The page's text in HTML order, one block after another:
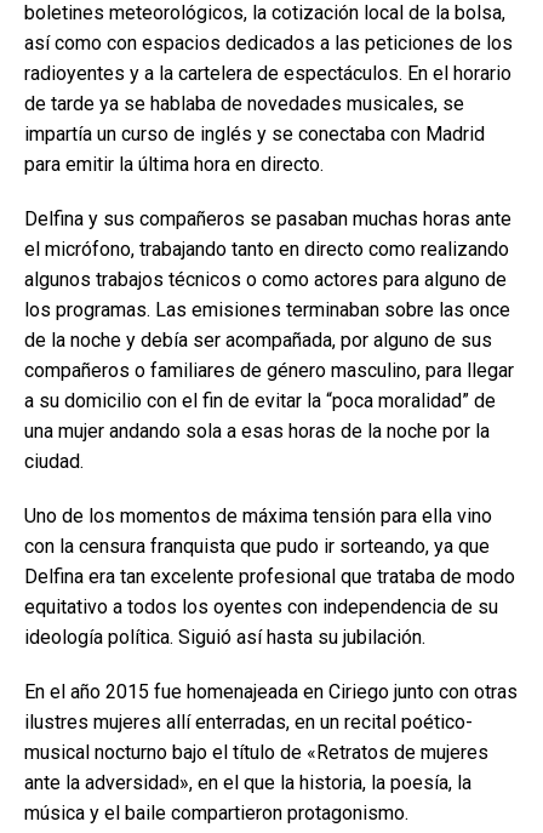
boletines meteorológicos, la cotización local de la bolsa,
así como con espacios dedicados a las peticiones de los
radioyentes y a la cartelera de espectáculos. En el horario
de tarde ya se hablaba de novedades musicales, se
impartía un curso de inglés y se conectaba con Madrid
para emitir la última hora en directo.
Delfina y sus compañeros se pasaban muchas horas ante
el micrófono, trabajando tanto en directo como realizando
algunos trabajos técnicos o como actores para alguno de
los programas. Las emisiones terminaban sobre las once
de la noche y debía ser acompañada, por alguno de sus
compañeros o familiares de género masculino, para llegar
a su domicilio con el fin de evitar la “poca moralidad” de
una mujer andando sola a esas horas de la noche por la
ciudad.
Uno de los momentos de máxima tensión para ella vino
con la censura franquista que pudo ir sorteando, ya que
Delfina era tan excelente profesional que trataba de modo
equitativo a todos los oyentes con independencia de su
ideología política. Siguió así hasta su jubilación.
En el año 2015 fue homenajeada en Ciriego junto con otras
ilustres mujeres allí enterradas, en un recital poético-
musical nocturno bajo el título de «Retratos de mujeres
ante la adversidad», en el que la historia, la poesía, la
música y el baile compartieron protagonismo.